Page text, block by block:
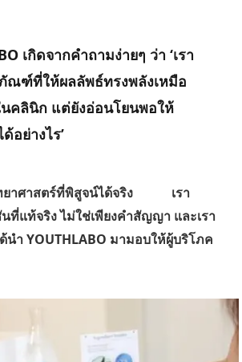
เกิดจากคำถามง่ายๆ ว่า ‘เรา
ณฑ์ที่ให้ผลลัพธ์ทรงพลังเหมือ
คลินิก แต่ยังอ่อนโยนพอให้
อย่างไร’
ทยาศาสตร์ที่พิสูจน์ได้จริง เรา
ที่แท้จริง ไม่ใช่เพียงคำสัญญา และเรา
นำ YOUTHLABO มามอบให้ผู้บริโภค